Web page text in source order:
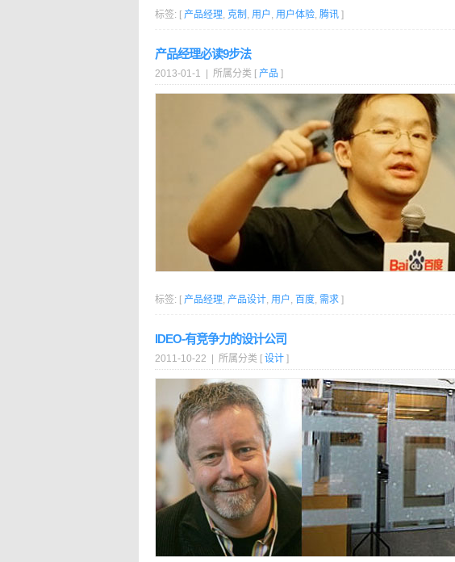
标签: [ 产品经理, 克制 , 用户, 用户体验, 腾讯 ]
产品经理必读9步法
2013-01-1 | 所属分类 [ 产品 ]
标签: [ 产品经理, 产品设计, 用户, 百度, 需求 ]
IDEO-有竞争力的设计公司
2011-10-22 | 所属分类 [ 设计 ]